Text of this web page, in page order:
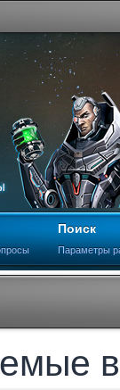
Поиск
Параметры